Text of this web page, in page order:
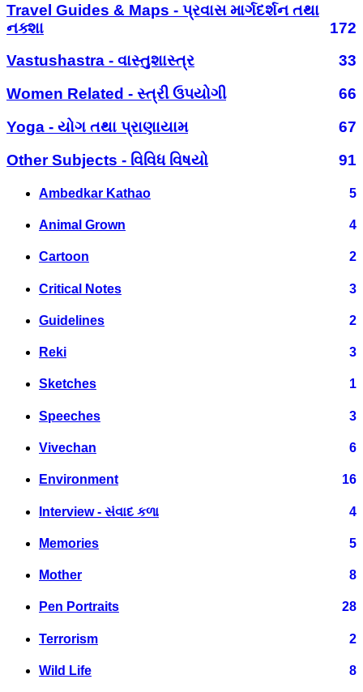
Travel Guides & Maps - પ્રવાસ માર્ગદર્શન તથા
નક્શા
172
Vastushastra - વાસ્તુશાસ્ત્ર
33
Women Related - સ્ત્રી ઉપયોગી
66
Yoga - યોગ તથા પ્રાણાયામ
67
Other Subjects - વિવિધ વિષયો
91
Ambedkar Kathao 5
Animal Grown 4
Cartoon 2
Critical Notes 3
Guidelines 2
Reki 3
Sketches 1
Speeches 3
Vivechan 6
Environment 16
Interview - સંવાદ કળા 4
Memories 5
Mother 8
Pen Portraits 28
Terrorism 2
Wild Life 8